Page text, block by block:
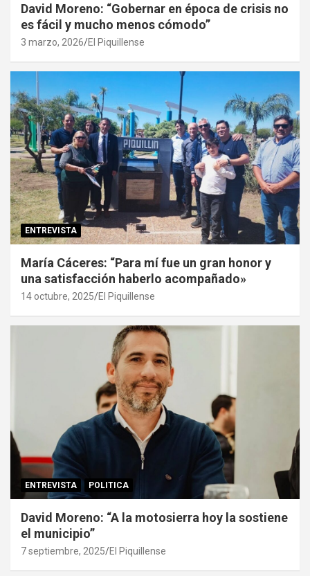
David Moreno: “Gobernar en época de crisis no
es fácil y mucho menos cómodo”
3 marzo, 2026 El Piquillense
ENTREVISTA
María Cáceres: “Para mí fue un gran honor y
una satisfacción haberlo acompañado»
14 octubre, 2025 El Piquillense
ENTREVISTA POLITICA
David Moreno: “A la motosierra hoy la sostiene
el municipio”
7 septiembre, 2025 El Piquillense